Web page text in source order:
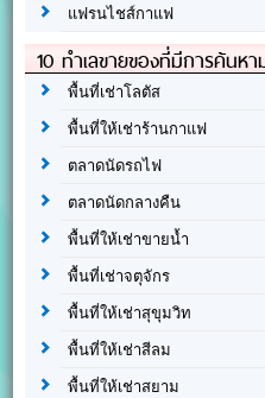
แฟรนไชส์กาแฟ
10 ทำเลขายของที่มีการค้นห
พื้นที่เช่าโลตัส
พื้นที่ให้เช่าร้านกาแฟ
ตลาดนัดรถไฟ
ตลาดนัดกลางคืน
พื้นที่ให้เช่าขายน้ำ
พื้นที่เช่าจตุจักร
พื้นที่ให้เช่าสุขุมวิท
พื้นที่ให้เช่าสีลม
พื้นที่ให้เช่าสยาม